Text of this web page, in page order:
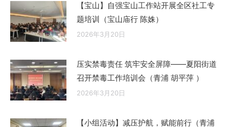
【宝山】自强宝山工作站开展全区社工专
题培训（宝山庙行 陈姝）
2026年3月20日
压实禁毒责任 筑牢安全屏障——夏阳街道
召开禁毒工作培训会（青浦 胡平萍 ）
2026年3月20日
【小组活动】减压护航，赋能前行（青浦